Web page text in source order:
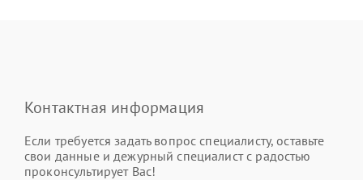
Контактная информация
Если требуется задать вопрос специалисту, оставьте
свои данные и дежурный специалист с радостью
проконсультирует Вас!